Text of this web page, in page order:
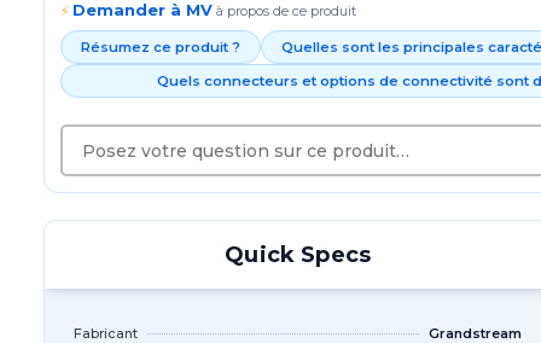
⚡ Demander à MV à propos de ce produit
Résumez ce produit ?
Quelles sont les principales
Quels connecteurs et options de connectivité sont
Quick Specs
Fabricant Grandstream